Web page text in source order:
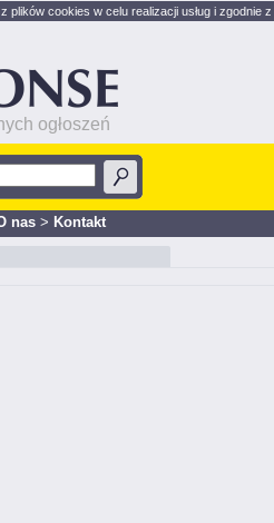
plików cookies w celu realizacji usług i zgodnie z
ogłoszeń
nas > Kontakt